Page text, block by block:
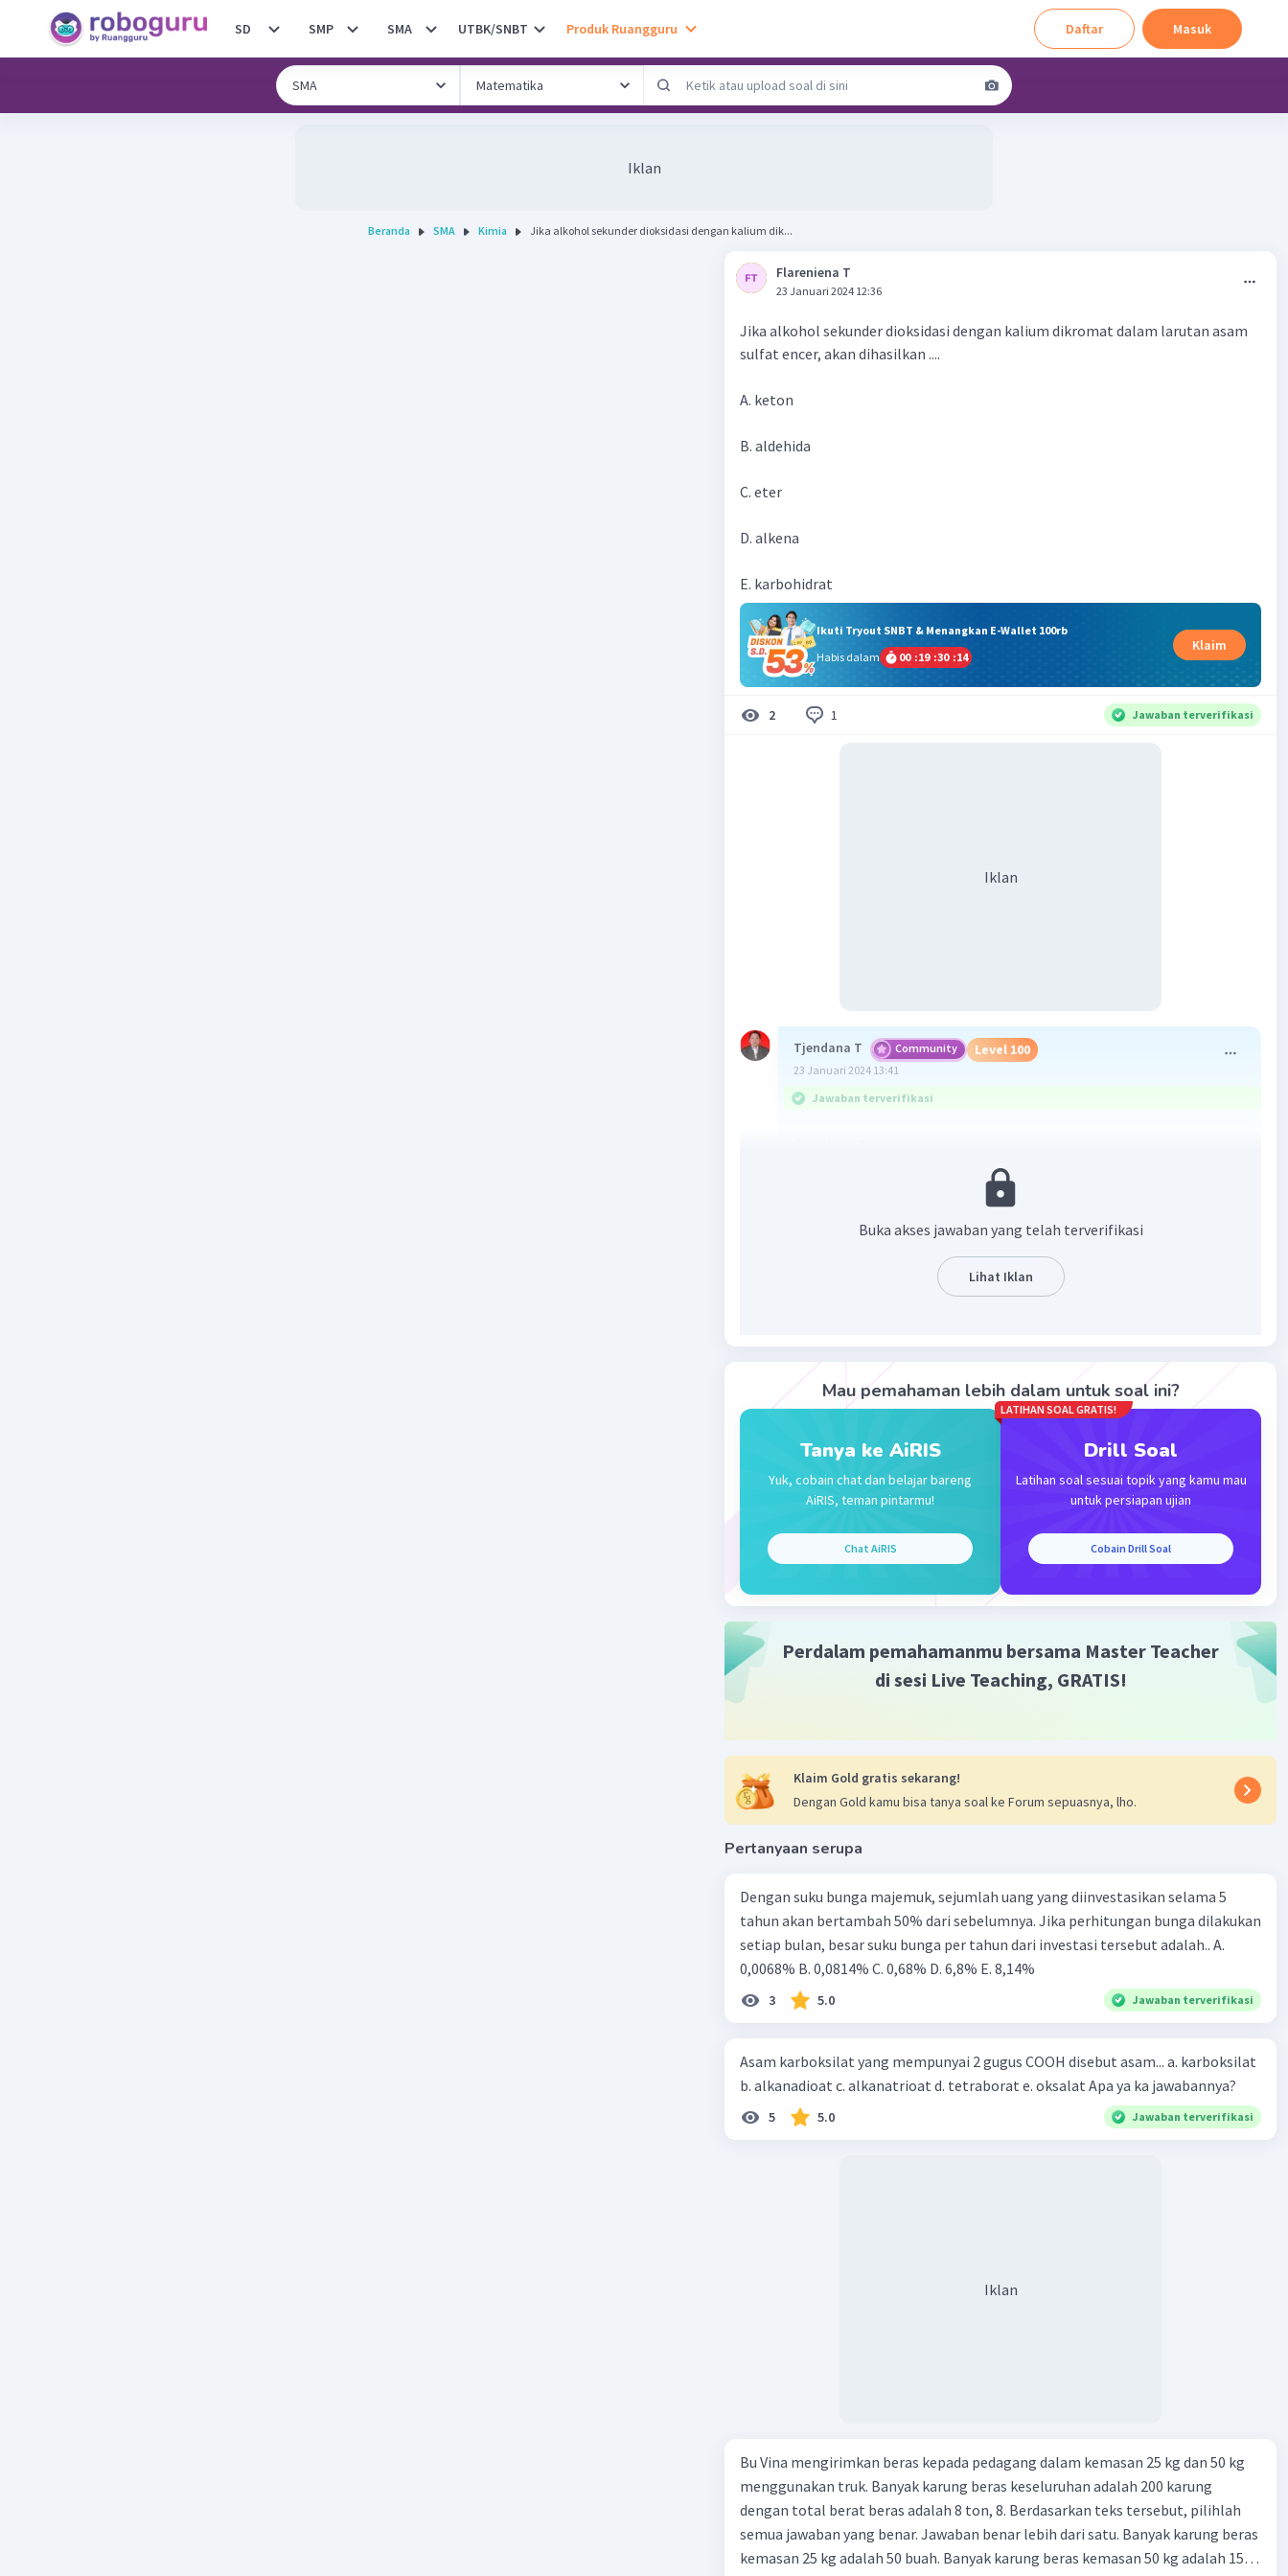
SD SMP SMA UTBK/SNBT Produk Ruangguru Daftar Masuk
Iklan
Beranda SMA Kimia Jika alkohol sekunder dioksidasi dengan kalium dik...
Flareniena T
23 Januari 2024 12:36
Jika alkohol sekunder dioksidasi dengan kalium dikromat dalam larutan asam
sulfat encer, akan dihasilkan ....
A. keton
B. aldehida
C. eter
D. alkena
E. karbohidrat
Ikuti Tryout SNBT & Menangkan E-Wallet 100rb
Habis dalam
00 :19 :30 :13
Klaim
2 1 Jawaban terverifikasi
Iklan
Tjendana T Community Level 100
23 Januari 2024 13:41
Jawaban terverifikasi
Oksidasi alkohol sekunder menghasilkan senyawa keton.
R-CH(OH)-R' ——> R-CO-R'
Balas
Buka akses jawaban yang telah terverifikasi
Lihat Iklan
Mau pemahaman lebih dalam untuk soal ini?
Tanya ke AiRIS
Yuk, cobain chat dan belajar bareng
AiRIS, teman pintarmu!
Chat AiRIS
LATIHAN SOAL GRATIS!
Drill Soal
Latihan soal sesuai topik yang kamu mau
untuk persiapan ujian
Cobain Drill Soal
Perdalam pemahamanmu bersama Master Teacher
di sesi Live Teaching, GRATIS!
Klaim Gold gratis sekarang!
Dengan Gold kamu bisa tanya soal ke Forum sepuasnya, lho.
Pertanyaan serupa
Dengan suku bunga majemuk, sejumlah uang yang diinvestasikan selama 5
tahun akan bertambah 50% dari sebelumnya. Jika perhitungan bunga dilakukan
setiap bulan, besar suku bunga per tahun dari investasi tersebut adalah.. A.
0,0068% B. 0,0814% C. 0,68% D. 6,8% Ε. 8,14%
3 5.0 Jawaban terverifikasi
Asam karboksilat yang mempunyai 2 gugus COOH disebut asam... a. karboksilat
b. alkanadioat c. alkanatrioat d. tetraborat e. oksalat Apa ya ka jawabannya?
5 5.0 Jawaban terverifikasi
Iklan
Bu Vina mengirimkan beras kepada pedagang dalam kemasan 25 kg dan 50 kg
menggunakan truk. Banyak karung beras keseluruhan adalah 200 karung
dengan total berat beras adalah 8 ton, 8. Berdasarkan teks tersebut, pilihlah
semua jawaban yang benar. Jawaban benar lebih dari satu. Banyak karung beras
kemasan 25 kg adalah 50 buah. Banyak karung beras kemasan 50 kg adalah 150